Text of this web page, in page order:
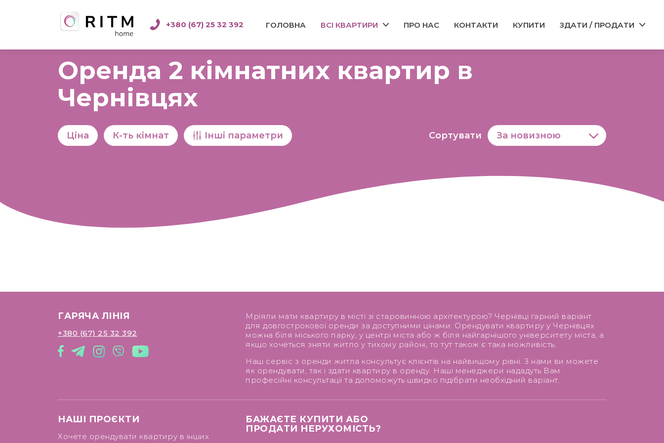
+380 (67) 25 32 392 ГОЛОВНА ВСІ КВАРТИРИ ПРО НАС КОНТАКТИ КУПИТИ ЗДАТИ / ПРОДАТИ
Оренда 2 кімнатних квартир в
Чернівцях
Ціна К-ть кімнат Інші параметри Сортувати
ГАРЯЧА ЛІНІЯ
+380 (67) 25 32 392
Мріяли мати квартиру в місті зі старовинною архітектурою? Чернівці гарний варіант
для довгострокової оренди за доступними цінами. Орендувати квартиру у Чернівцях
можна біля міського парку, у центрі міста або ж біля найгарнішого університету міста, а
якщо хочеться зняти житло у тихому районі, то тут також є така можливість.
Наш сервіс з оренди житла консультує клієнтів на найвищому рівні. З нами ви можете
як орендувати, так і здати квартиру в оренду. Наші менеджери нададуть Вам
професійні консультації та допоможуть швидко підібрати необхідний варіант.
НАШІ ПРОЄКТИ
Хочете орендувати квартиру в інших
БАЖАЄТЕ КУПИТИ АБО
ПРОДАТИ НЕРУХОМІСТЬ?